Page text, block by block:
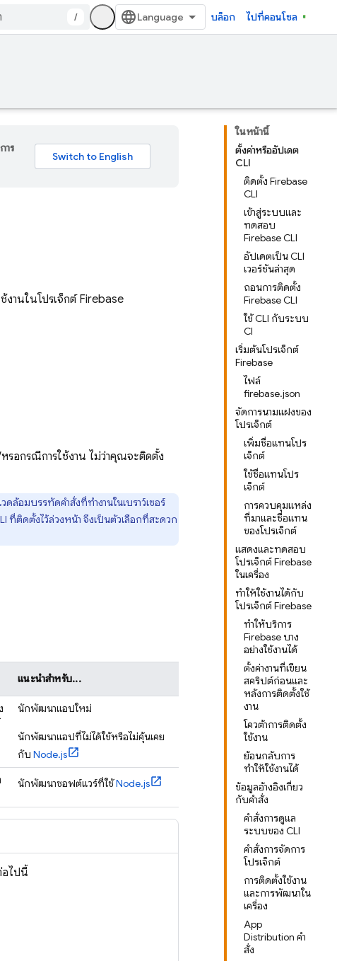
/ บล็อก ไปที่คอนโซล
ในหน้านี้
ตั้งค่าหรืออัปเดต
CLI
ติดตั้ง Firebase
CLI
เข้าสู่ระบบและ
ทดสอบ
Firebase CLI
อัปเดตเป็น CLI
เวอร์ชันล่าสุด
ถอนการติดตั้ง
Firebase CLI
ใช้ CLI กับระบบ
CI
เริ่มต้นโปรเจ็กต์
Firebase
ไฟล์
firebase.json
จัดการนามแฝงของ
โปรเจ็กต์
เพิ่มชื่อแทนโปร
เจ็กต์
ใช้ชื่อแทนโปร
เจ็กต์
การควบคุมแหล่ง
ที่มาและชื่อแทน
ของโปรเจ็กต์
แสดงและทดสอบ
โปรเจ็กต์ Firebase
ในเครื่อง
ทําให้ใช้งานได้กับ
โปรเจ็กต์ Firebase
ทําให้บริการ
Firebase บาง
อย่างใช้งานได้
ตั้งค่างานที่เขียน
สคริปต์ก่อนและ
หลังการติดตั้งใช้
งาน
โควต้าการติดตั้ง
ใช้งาน
ย้อนกลับการ
ทำให้ใช้งานได้
ข้อมูลอ้างอิงเกี่ยว
กับคำสั่ง
คำสั่งการดูแล
ระบบของ CLI
คำสั่งการจัดการ
โปรเจ็กต์
การติดตั้งใช้งาน
และการพัฒนาใน
เครื่อง
App
Distribution คำ
สั่ง
าร
งานในโปรเจ็กต์ Firebase
รือกรณีการใช้งาน ไม่ว่าคุณจะติดตั้ง
ดล้อมบรรทัดคำสั่งที่ทำงานในเบราว์เซอร์
ที่ติดตั้งไว้ล่วงหน้า จึงเป็นตัวเลือกที่สะดวก
แนะนำสำหรับ...
นักพัฒนาแอปใหม่
นักพัฒนาแอปที่ไม่ได้ใช้หรือไม่คุ้นเคย
กับ Node.js
นักพัฒนาซอฟต์แวร์ที่ใช้Node.js
ไปนี้